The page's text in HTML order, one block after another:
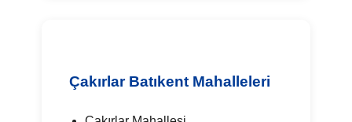
Çakırlar Batıkent Mahalleleri